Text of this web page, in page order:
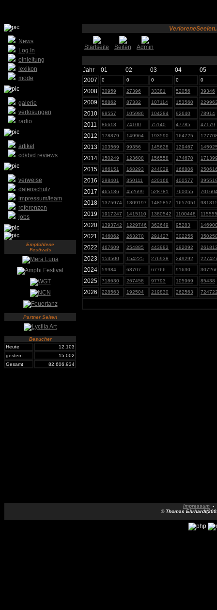
News
Log In
einleitung
lexikon
mode
galerie
verlosungen
radio
artikel
cd/dvd reviews
verweise
datenschutz
impressum/team
referenzen
jobs
Empfohlene
Festivals
Partner Seiten
Besucher
Heute
12.103
gestern
15.002
Gesamt
82.606.934
Startseite Seiten Admin
Jahr 01 02 03 04
05
2007
0 0 0 0 0
2008 30959 27396 33381 52056 39346
2009 56862 87332 107114 153560
2010 88557 105986 104284 92640 78914
2011 86618 74100 75140 47785 47179
2012 178879 149964 193590 164725
2013 103569 99356 145628 129467
2014 150249 123608 156558 174670
2015 166151 168293 244039 166806
2016 298401 350111 420166 400577
2017 465186 452699 528781 760055
2018 1375974 1309197 1485857 1657051
2019 1917247 1415110 1380542 1100448
2020 1393742 1229746 362649 95283
2021 346062 263270 291427 302255
2022 467609 254885 443983 392092
2023 153500 154225 276938 249292
2024 59984 68707 67766 91630
2025 718630 267458 97793 105969 85438
2026 228563 192504 219830 262563
Impressum -
© Thomas